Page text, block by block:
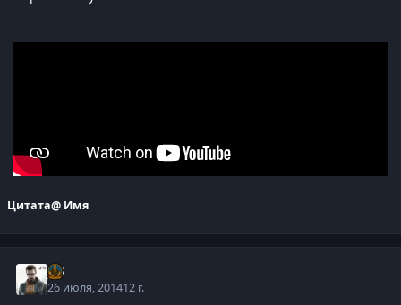
Цитата@ Имя
j-G
26 июля, 201412 г.